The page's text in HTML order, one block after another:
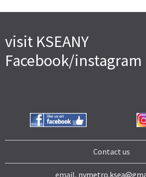
visit KSEANY
Facebook/instagram
Contact us
email,